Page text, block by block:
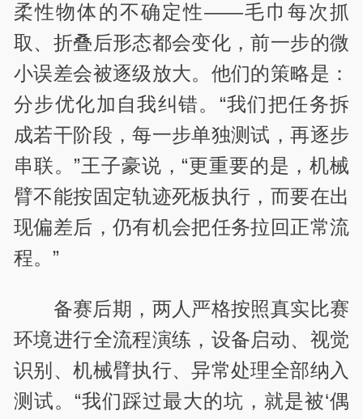
柔性物体的不确定性——毛巾每次抓
取、折叠后形态都会变化，前一步的微
小误差会被逐级放大。他们的策略是：
分步优化加自我纠错。“我们把任务拆
成若干阶段，每一步单独测试，再逐步
串联。”王子豪说，“更重要的是，机械
臂不能按固定轨迹死板执行，而要在出
现偏差后，仍有机会把任务拉回正常流
程。”
备赛后期，两人严格按照真实比赛
环境进行全流程演练，设备启动、视觉
识别、机械臂执行、异常处理全部纳入
测试。“我们踩过最大的坑，就是被‘偶